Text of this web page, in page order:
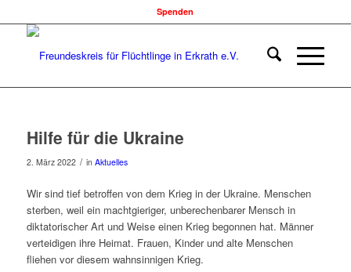
Spenden
Hilfe für die Ukraine
2. März 2022 / in Aktuelles
Wir sind tief betroffen von dem Krieg in der Ukraine. Menschen
sterben, weil ein machtgieriger, unberechenbarer Mensch in
diktatorischer Art und Weise einen Krieg begonnen hat. Männer
verteidigen ihre Heimat. Frauen, Kinder und alte Menschen
fliehen vor diesem wahnsinnigen Krieg.